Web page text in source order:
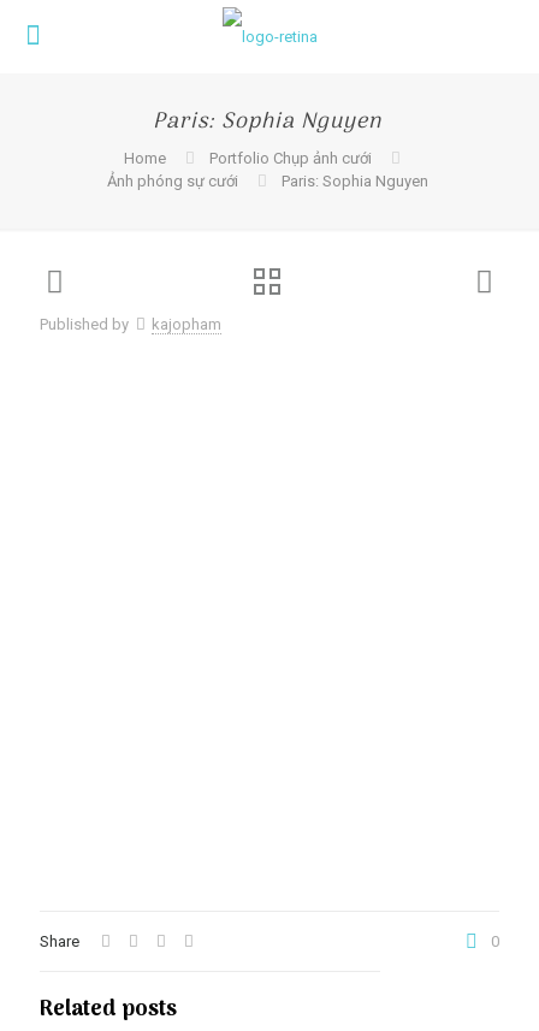
Paris: Sophia Nguyen
Home
Portfolio Chụp ảnh cưới
Ảnh phóng sự cưới
Paris: Sophia Nguyen
Published by kajopham
Share 0
Related posts